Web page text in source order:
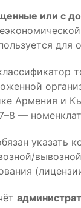
или с
для
Армения и
—
указать